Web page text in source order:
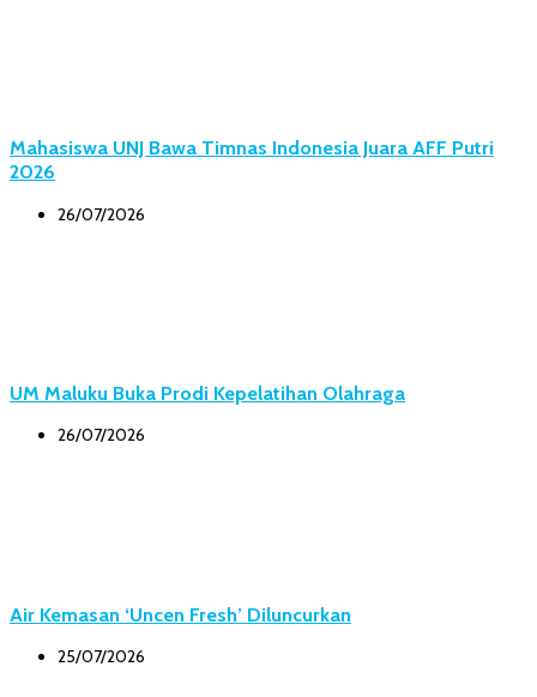
Mahasiswa UNJ Bawa Timnas Indonesia Juara AFF Putri
2026
26/07/2026
UM Maluku Buka Prodi Kepelatihan Olahraga
26/07/2026
Air Kemasan ‘Uncen Fresh’ Diluncurkan
25/07/2026